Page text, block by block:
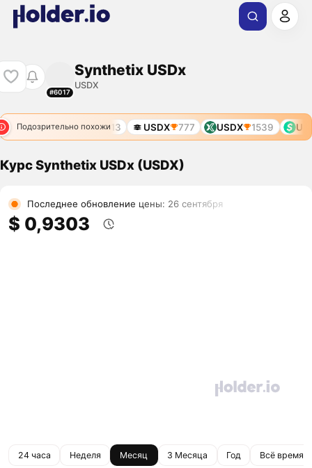
#6017
Synthetix USDx
USDX
Подозрительно похожи
USDX 313 USDX 777 USDX 1539
Курс Synthetix USDx (USDX)
Последнее обновление цены: 26 сентября
$ 0,9303
24 часа Неделя Месяц 3 Месяца Год Всё время